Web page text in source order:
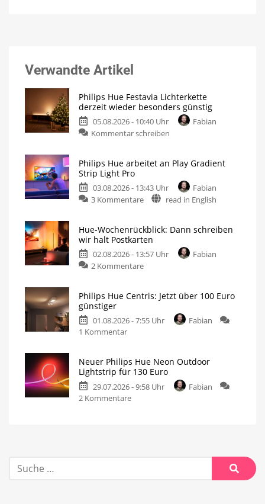
Verwandte Artikel
Philips Hue Festavia Lichterkette
derzeit wieder besonders günstig
05.08.2026 - 10:40 Uhr
Fabian
Kommentar schreiben
Philips Hue arbeitet an Play Gradient
Strip Light Pro
03.08.2026 - 13:43 Uhr
Fabian
3 Kommentare
read in English
Hue-Wochenrückblick: Dann schreiben
wir halt Postkarten
02.08.2026 - 13:57 Uhr
Fabian
2 Kommentare
Philips Hue Centris: Jetzt über 100 Euro
günstiger
01.08.2026 - 7:55 Uhr
Fabian
1 Kommentar
Neuer Philips Hue Neon Outdoor
Lightstrip für 130 Euro
29.07.2026 - 9:58 Uhr
Fabian
2 Kommentare